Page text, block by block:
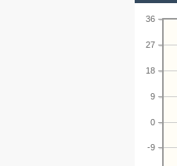
-9
0
9
18
27
36